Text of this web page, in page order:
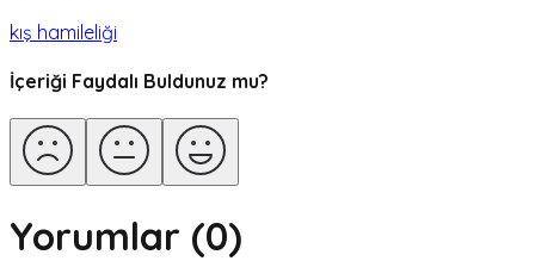
kış hamileliği
İçeriği Faydalı Buldunuz mu?
Yorumlar (0)